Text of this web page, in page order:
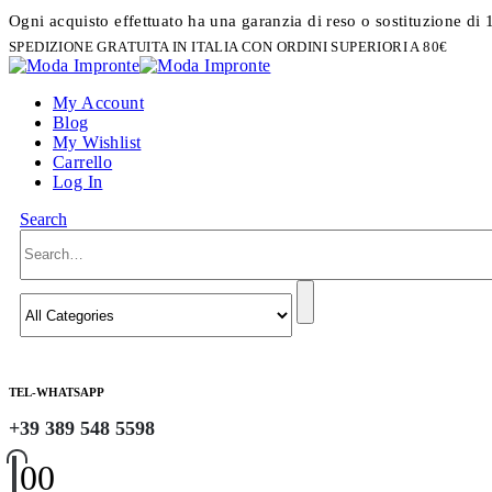
Ogni acquisto effettuato ha una garanzia di reso o sostituzione di
SPEDIZIONE GRATUITA IN ITALIA CON ORDINI SUPERIORI A 80€
My Account
Blog
My Wishlist
Carrello
Log In
Search
TEL-WHATSAPP
+39 389 548 5598
00